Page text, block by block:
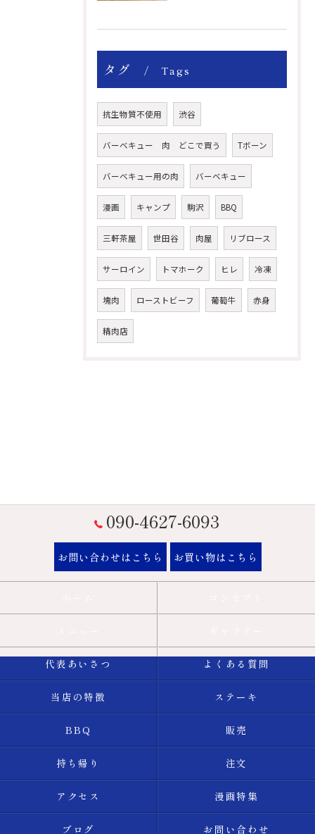
タグ Tags
抗生物質不使用 渋谷
バーベキュー 肉 どこで買う Tボーン
バーベキュー用の肉 バーベキュー
漫画 キャンプ 駒沢 BBQ
三軒茶屋 世田谷 肉屋 リブロース
サーロイン トマホーク ヒレ 冷凍
塊肉 ローストビーフ 葡萄牛 赤身
精肉店
090-4627-6093
お問い合わせはこちら お買い物はこちら
代表あいさつ よくある質問
当店の特徴 ステーキ
BBQ 販売
持ち帰り 注文
アクセス 漫画特集
ブログ お問い合わせ